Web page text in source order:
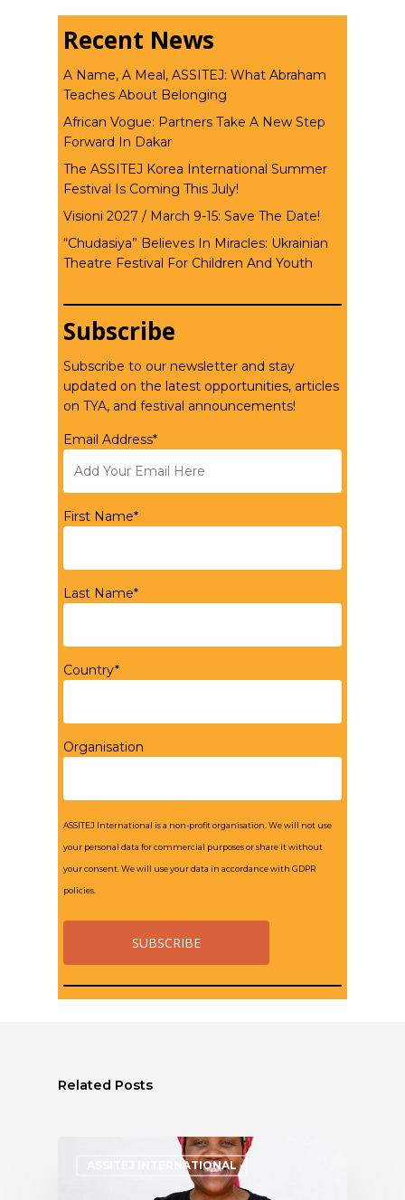
Recent News
A Name, A Meal, ASSITEJ: What Abraham
Teaches About Belonging
African Vogue: Partners Take A New Step
Forward In Dakar
The ASSITEJ Korea International Summer
Festival Is Coming This July!
Visioni 2027 / March 9-15: Save The Date!
“Chudasiya” Believes In Miracles: Ukrainian
Theatre Festival For Children And Youth
Subscribe
Subscribe to our newsletter and stay
updated on the latest opportunities, articles
on TYA, and festival announcements!
Email Address*
First Name*
Last Name*
Country*
Organisation
ASSITEJ International is a non-profit organisation. We will not use
your personal data for commercial purposes or share it without
your consent. We will use your data in accordance with GDPR
policies.
Related Posts
ASSITEJ INTERNATIONAL